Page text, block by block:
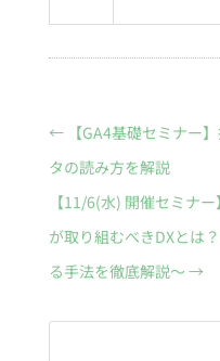
← 【GA4基礎セミナー
タの読み方を解説
【11/6(水) 開催セミナ
が取り組むべきDXとは
る手法を徹底解説〜 →